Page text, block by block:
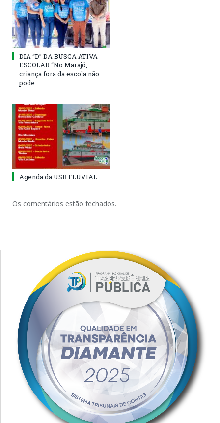
DIA “D” DA BUSCA ATIVA
ESCOLAR “No Marajó,
criança fora da escola não
pode
Agenda da USB FLUVIAL
Os comentários estão fechados.